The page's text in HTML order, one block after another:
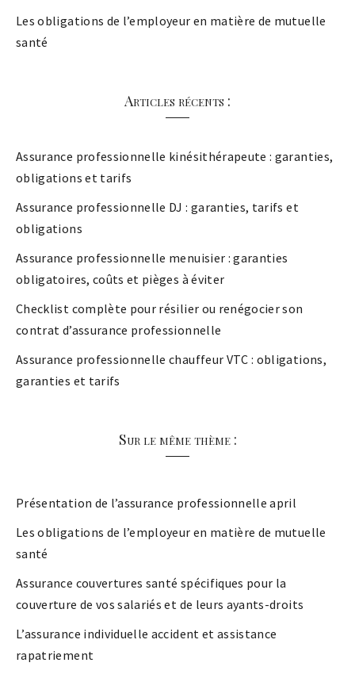
Les obligations de l’employeur en matière de mutuelle
santé
Articles récents :
Assurance professionnelle kinésithérapeute : garanties,
obligations et tarifs
Assurance professionnelle DJ : garanties, tarifs et
obligations
Assurance professionnelle menuisier : garanties
obligatoires, coûts et pièges à éviter
Checklist complète pour résilier ou renégocier son
contrat d’assurance professionnelle
Assurance professionnelle chauffeur VTC : obligations,
garanties et tarifs
Sur le même thème :
Présentation de l’assurance professionnelle april
Les obligations de l’employeur en matière de mutuelle
santé
Assurance couvertures santé spécifiques pour la
couverture de vos salariés et de leurs ayants-droits
L’assurance individuelle accident et assistance
rapatriement